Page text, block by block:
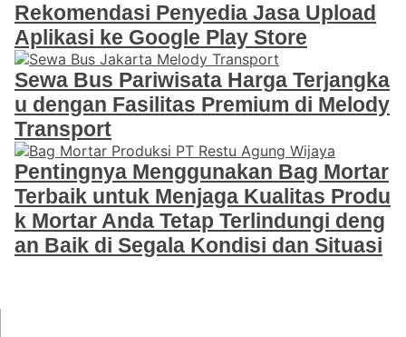
Rekomendasi Penyedia Jasa Upload
Aplikasi ke Google Play Store
Sewa Bus Pariwisata Harga Terjangka
u dengan Fasilitas Premium di Melody
Transport
Pentingnya Menggunakan Bag Mortar
Terbaik untuk Menjaga Kualitas Produ
k Mortar Anda Tetap Terlindungi deng
an Baik di Segala Kondisi dan Situasi